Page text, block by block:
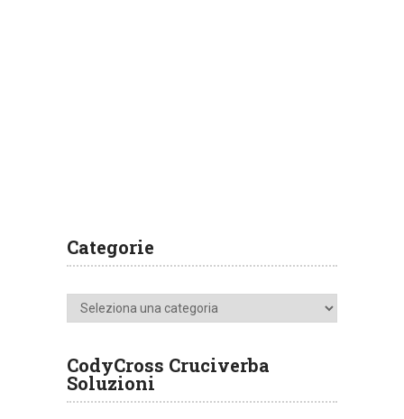
Categorie
Categorie
CodyCross Cruciverba
Soluzioni